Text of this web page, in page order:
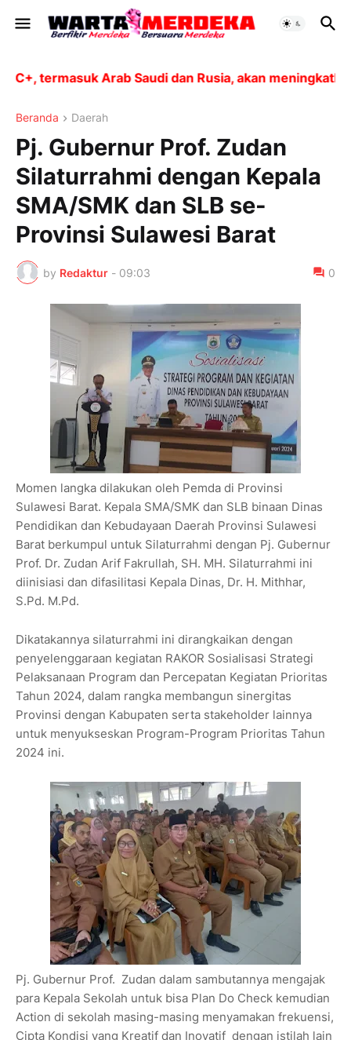
termasuk Arab Saudi dan Rusia, akan meningkatkan
Beranda Daerah
Pj. Gubernur Prof. Zudan
Silaturrahmi dengan Kepala
SMA/SMK dan SLB se-
Provinsi Sulawesi Barat
by Redaktur - 09:03 0
Momen langka dilakukan oleh Pemda di Provinsi
Sulawesi Barat. Kepala SMA/SMK dan SLB binaan Dinas
Pendidikan dan Kebudayaan Daerah Provinsi Sulawesi
Barat berkumpul untuk Silaturrahmi dengan Pj. Gubernur
Prof. Dr. Zudan Arif Fakrullah, SH. MH. Silaturrahmi ini
diinisiasi dan difasilitasi Kepala Dinas, Dr. H. Mithhar,
S.Pd. M.Pd.
Dikatakannya silaturrahmi ini dirangkaikan dengan
penyelenggaraan kegiatan RAKOR Sosialisasi Strategi
Pelaksanaan Program dan Percepatan Kegiatan Prioritas
Tahun 2024, dalam rangka membangun sinergitas
Provinsi dengan Kabupaten serta stakeholder lainnya
untuk menyukseskan Program-Program Prioritas Tahun
2024 ini.
Pj. Gubernur Prof. Zudan dalam sambutannya mengajak
para Kepala Sekolah untuk bisa Plan Do Check kemudian
Action di sekolah masing-masing menyamakan frekuensi,
Cipta Kondisi yang Kreatif dan Inovatif dengan istilah lain